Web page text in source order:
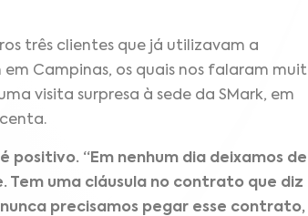
três clientes que já utilizavam a
Campinas, os quais nos falaram
visita surpresa à sede da SMark, em
positivo. “Em nenhum dia deixamos de
uma cláusula no contrato que diz
precisamos pegar esse contrato,